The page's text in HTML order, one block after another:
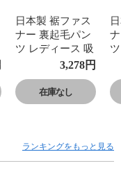
日本製 裾ファス
ナー 裏起毛パン
ツ レディース 吸
熱保温 介護 リハ
ビリ 通院対応 吸
熱保温素材 ホッ
トヴェール あっ
ム M L LL 3L ゆ
ったり 大きいサ
3,278円
在庫なし
ランキングをもっと見る